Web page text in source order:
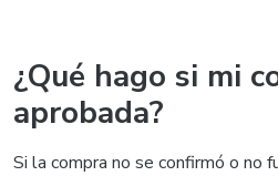
¿Qué hago si mi
aprobada?
Si la compra no se confirmó o no